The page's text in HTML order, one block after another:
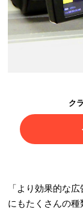
ク
「より効果的な
にもたくさんの